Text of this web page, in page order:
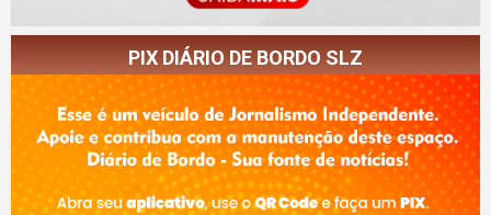
PIX DIÁRIO DE BORDO SLZ